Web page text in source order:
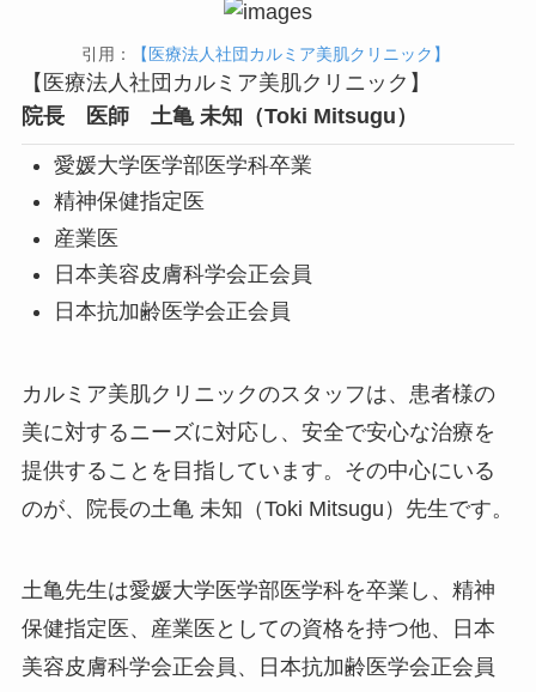
引用： 【医療法人社団カルミア美肌クリニック】
【医療法人社団カルミア美肌クリニック】
院長 医師 土亀 未知（Toki Mitsugu）
愛媛大学医学部医学科卒業
精神保健指定医
産業医
日本美容皮膚科学会正会員
日本抗加齢医学会正会員
カルミア美肌クリニックのスタッフは、患者様の
美に対するニーズに対応し、安全で安心な治療を
提供することを目指しています。その中心にいる
のが、院長の土亀 未知（Toki Mitsugu）先生です。
土亀先生は愛媛大学医学部医学科を卒業し、精神
保健指定医、産業医としての資格を持つ他、日本
美容皮膚科学会正会員、日本抗加齢医学会正会員